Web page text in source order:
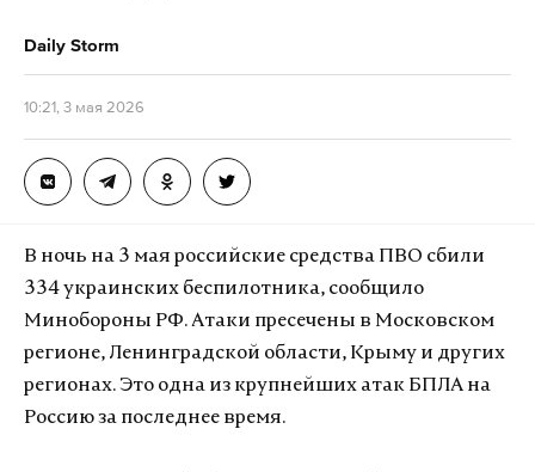
Daily Storm
10:21, 3 мая 2026
В ночь на 3 мая российские средства ПВО сбили
334 украинских беспилотника, сообщило
Минобороны РФ. Атаки пресечены в Московском
регионе, Ленинградской области, Крыму и других
регионах. Это одна из крупнейших атак БПЛА на
Россию за последнее время.